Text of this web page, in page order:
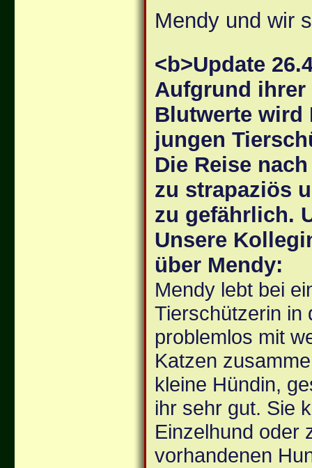
Mendy und wir
<b>Update
Aufgrund
Blutwerte wird
jungen
Die Reise
zu strapaziös
zu gefährlich.
Unsere
über Mendy:
Mendy lebt bei
Tierschützerin in
problemlos mit
Katzen
kleine Hündin,
ihr sehr gut. Sie
Einzelhund oder
vorhandenen